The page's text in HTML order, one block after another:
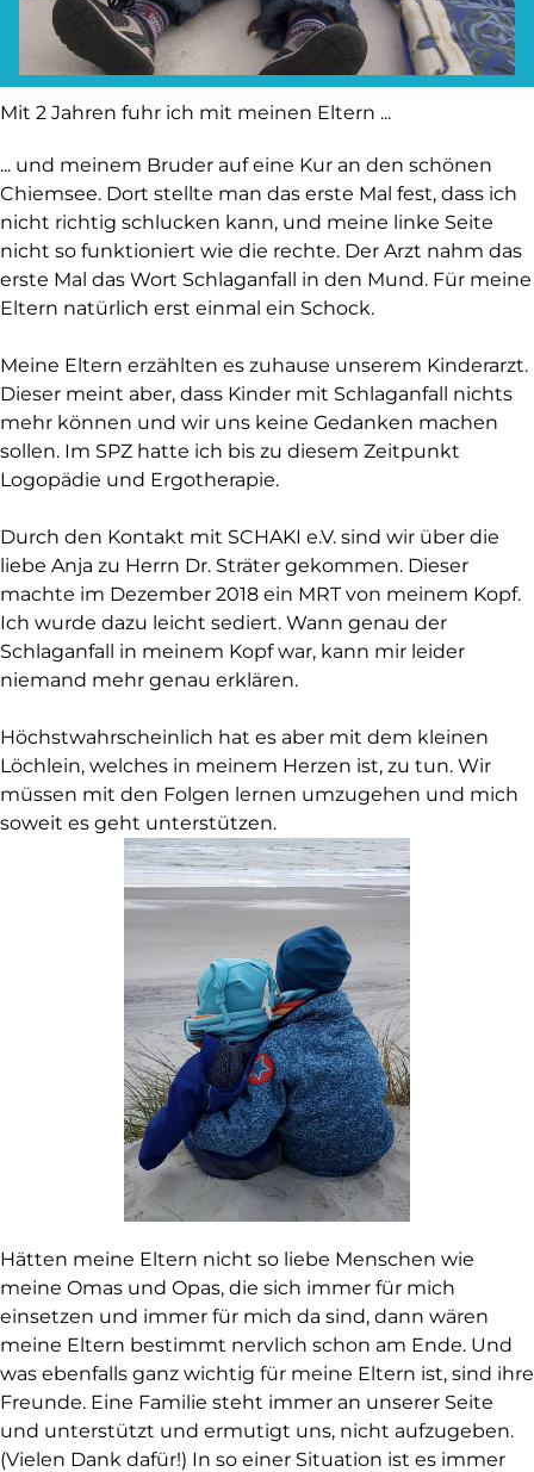
Mit 2 Jahren fuhr ich mit meinen Eltern ...
... und meinem Bruder auf eine Kur an den schönen
Chiemsee. Dort stellte man das erste Mal fest, dass ich
nicht richtig schlucken kann, und meine linke Seite
nicht so funktioniert wie die rechte. Der Arzt nahm das
erste Mal das Wort Schlaganfall in den Mund. Für meine
Eltern natürlich erst einmal ein Schock.
Meine Eltern erzählten es zuhause unserem Kinderarzt.
Dieser meint aber, dass Kinder mit Schlaganfall nichts
mehr können und wir uns keine Gedanken machen
sollen. Im SPZ hatte ich bis zu diesem Zeitpunkt
Logopädie und Ergotherapie.
Durch den Kontakt mit SCHAKI e.V. sind wir über die
liebe Anja zu Herrn Dr. Sträter gekommen. Dieser
machte im Dezember 2018 ein MRT von meinem Kopf.
Ich wurde dazu leicht sediert. Wann genau der
Schlaganfall in meinem Kopf war, kann mir leider
niemand mehr genau erklären.
Höchstwahrscheinlich hat es aber mit dem kleinen
Löchlein, welches in meinem Herzen ist, zu tun. Wir
müssen mit den Folgen lernen umzugehen und mich
soweit es geht unterstützen.
Hätten meine Eltern nicht so liebe Menschen wie
meine Omas und Opas, die sich immer für mich
einsetzen und immer für mich da sind, dann wären
meine Eltern bestimmt nervlich schon am Ende. Und
was ebenfalls ganz wichtig für meine Eltern ist, sind ihre
Freunde. Eine Familie steht immer an unserer Seite
und unterstützt und ermutigt uns, nicht aufzugeben.
(Vielen Dank dafür!) In so einer Situation ist es immer